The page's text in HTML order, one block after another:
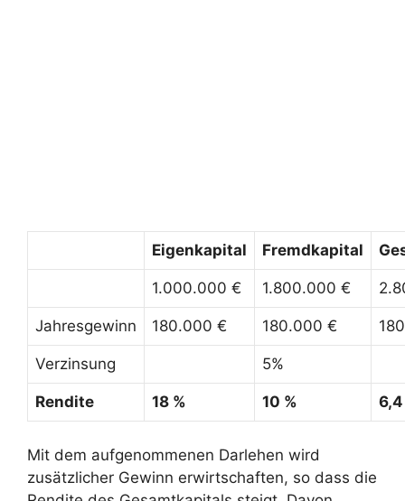
Eigenkapital Fremdkapital
1.000.000 € 1.800.000 €
Jahresgewinn 180.000 € 180.000 €
Verzinsung 5%
Rendite 18 % 10 % 6,4
Mit dem aufgenommenen Darlehen wird
zusätzlicher Gewinn erwirtschaften, so dass die